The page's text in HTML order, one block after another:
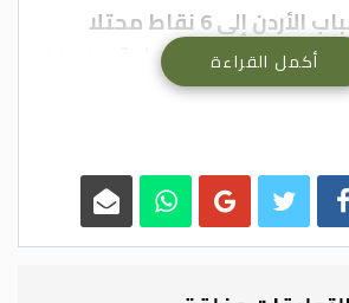
وارتفع رصيد شباب الأردن إلى 6 نقاط محتلا
على سلم الترتيب، فيما بقي رصيد
الأخير.
طه أبو غوش، وفضل
في اتحاد الكرة، قد
أكمل القراءة